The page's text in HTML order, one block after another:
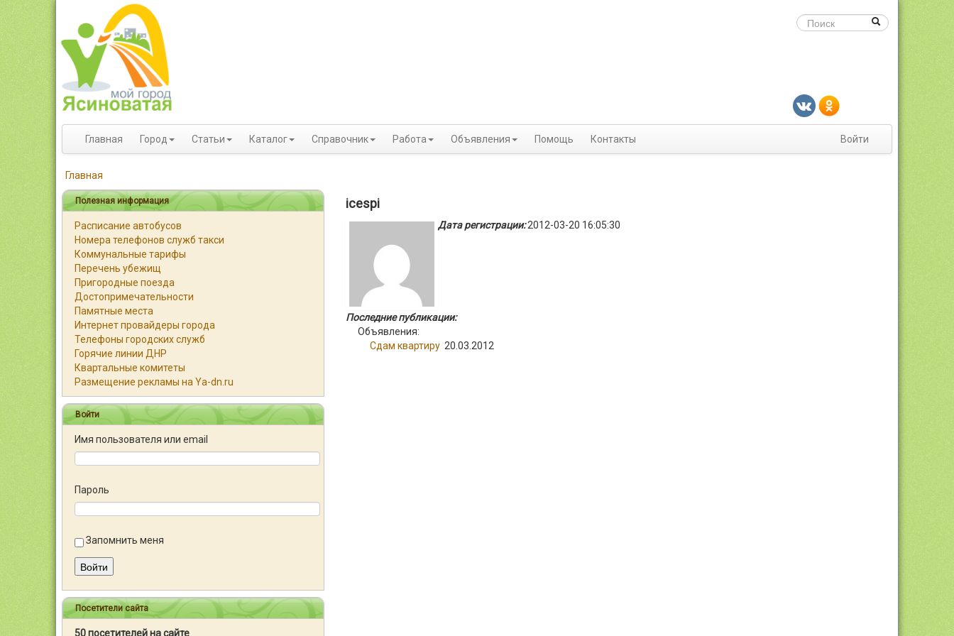
Главная Город Статьи Каталог Справочник Работа Объявления Помощь Контакты Войти
Главная
Полезная информация
Расписание автобусов
Номера телефонов служб такси
Коммунальные тарифы
Перечень убежищ
Пригородные поезда
Достопримечательности
Памятные места
Интернет провайдеры города
Телефоны городских служб
Горячие линии ДНР
Квартальные комитеты
Размещение рекламы на Ya-dn.ru
Войти
Имя пользователя или email
Пароль
Запомнить меня
Войти
Посетители сайта
50 посетителей на сайте
icespi
Дата регистрации:2012-03-20 16:05:30
Последние публикации:
Объявления:
Сдам квартиру 20.03.2012